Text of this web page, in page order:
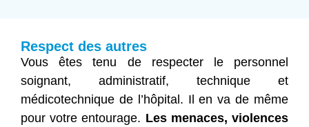
Respect des autres
Vous êtes tenu de respecter le personnel
soignant, administratif, technique et
médicotechnique de l’hôpital. Il en va de même
pour votre entourage. Les menaces, violences